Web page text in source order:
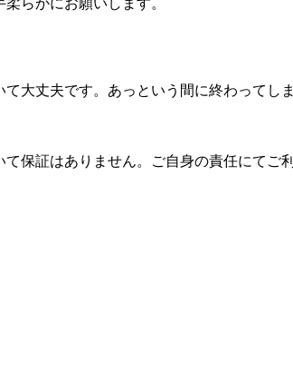
らかにお願いします。
大丈夫です。あっという間に終わってし
保証はありません。ご自身の責任にてご